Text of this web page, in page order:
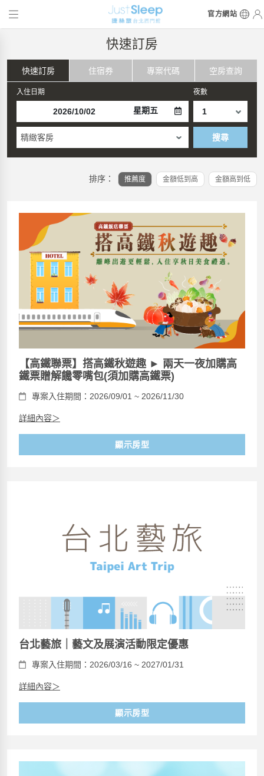
官方網站
快速訂房
快速訂房 住宿券 專案代碼 空房查詢
入住日期
星期五
夜數
精緻客房 搜尋
排序： 推薦度 金額低到高 金額高到低
【高鐵聯票】搭高鐵秋遊趣 ► 兩天一夜加購高
鐵票贈解饞零嘴包(須加購高鐵票)
專案入住期間：2026/09/01 ~ 2026/11/30
詳細內容＞
顯示房型
台北藝旅｜藝文及展演活動限定優惠
專案入住期間：2026/03/16 ~ 2027/01/31
詳細內容＞
顯示房型